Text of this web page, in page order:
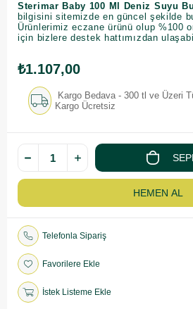
Sterimar Baby 100 Ml Deniz Suyu
bilgisini sitemizde en güncel şekilde
Ürünlerimiz eczane ürünü olup %100
için bizlere destek hattımızdan
₺1.107,00
Kargo Bedava - 300 tl ve Üzeri
Kargo Ücretsiz
Telefonla Sipariş
Favorilere Ekle
İstek Listeme Ekle